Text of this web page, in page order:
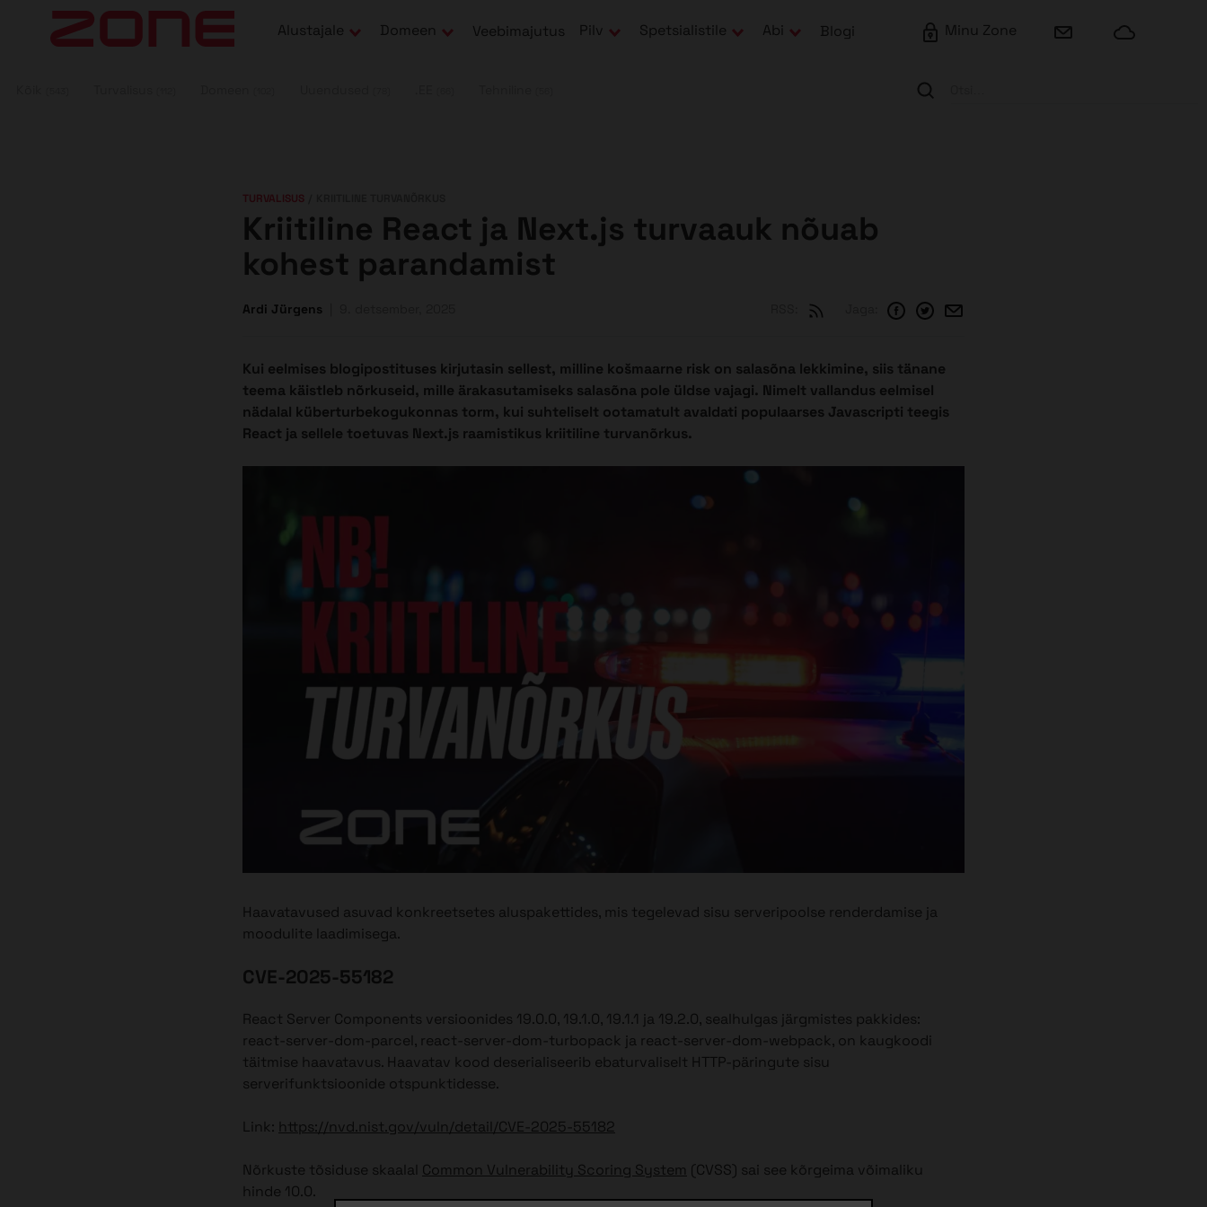
juurde
Alustajale
Domeen Veebimajutus Pilv Spetsialistile Abi Blogi Minu Zone
TURVALISUS
Kriitiline React ja Next.js turvaauk nõuab
kohest parandamist
Ardi Jürgens
Kui eelmises blogipostituses kirjutasin sellest, milline košmaarne risk on salasõna lekkimine, siis tänane
teema käistleb nõrkuseid, mille ärakasutamiseks salasõna pole üldse vajagi. Nimelt vallandus eelmisel
nädalal küberturbekogukonnas torm, kui suhteliselt ootamatult avaldati populaarses Javascripti teegis
React ja sellele toetuvas Next.js raamistikus kriitiline turvanõrkus.
Haavatavused asuvad konkreetsetes aluspakettides, mis tegelevad sisu serveripoolse renderdamise ja
moodulite laadimisega.
CVE-2025-55182
React Server Components versioonides 19.0.0, 19.1.0, 19.1.1 ja 19.2.0, sealhulgas järgmistes pakkides:
react-server-dom-parcel, react-server-dom-turbopack ja react-server-dom-webpack, on kaugkoodi
täitmise haavatavus. Haavatav kood deserialiseerib ebaturvaliselt HTTP-päringute sisu
serverifunktsioonide otspunktidesse.
Link: https://nvd.nist.gov/vuln/detail/CVE-2025-55182
Nõrkuste tõsiduse skaalal Common Vulnerability Scoring System (CVSS) sai see kõrgeima võimaliku
hinde 10.0.